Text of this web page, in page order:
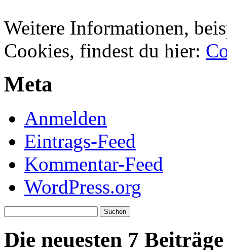
Weitere Informationen,
Cookies, findest du hier:
Meta
Anmelden
Eintrags-Feed
Kommentar-Feed
WordPress.org
nach:
Die neuesten 7 Beiträge